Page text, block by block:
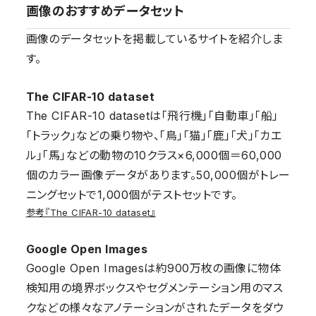
画像のおすすめデータセット
画像のデータセットを掲載しているサイトを紹介しま
す。
The CIFAR-10 dataset
The CIFAR-10 datasetは「飛行機」「自動車」「船」
「トラック」などの乗り物や、「鳥」「猫」「鹿」「犬」「カエ
ル」「馬」などの動物の10クラス×6,000個＝60,000
個のカラー画像データがあります。50,000個がトレー
ニングセットで1,000個がテストセットです。
参考『The CIFAR-10 dataset』
Google Open Images
Google Open Imagesは約900万枚の画像に物体
検知用の境界ボックスやセグメンテーション用のマス
クなどの様々なアノテーションがされたデータをダウ